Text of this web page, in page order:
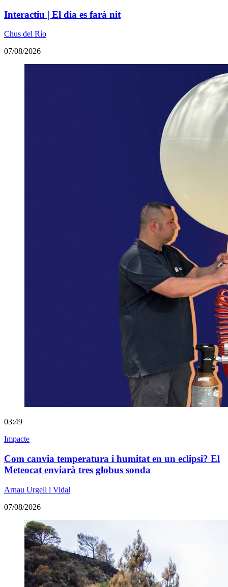
Interactiu | El dia es farà nit
Chus del Río
07/08/2026
03:49
Impacte
Com canvia temperatura i humitat en un eclipsi? El
Meteocat enviarà tres globus sonda
Arnau Urgell i Vidal
07/08/2026